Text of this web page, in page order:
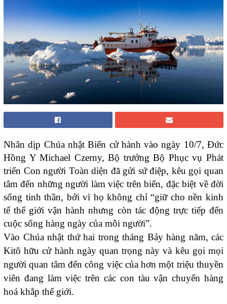
Nhân dịp Chúa nhật Biển cử hành vào ngày 10/7, Đức
Hồng Y Michael Czerny, Bộ trưởng Bộ Phục vụ Phát
triển Con người Toàn diện đã gửi sứ điệp, kêu gọi quan
tâm đến những người làm việc trên biển, đặc biệt về đời
sống tinh thần, bởi vì họ không chỉ “giữ cho nền kinh
tế thế giới vận hành nhưng còn tác động trực tiếp đến
cuộc sống hàng ngày của mỗi người”.
Vào Chúa nhật thứ hai trong tháng Bảy hàng năm, các
Kitô hữu cử hành ngày quan trọng này và kêu gọi mọi
người quan tâm đến công việc của hơn một triệu thuyền
viên đang làm việc trên các con tàu vận chuyển hàng
hoá khắp thế giới.